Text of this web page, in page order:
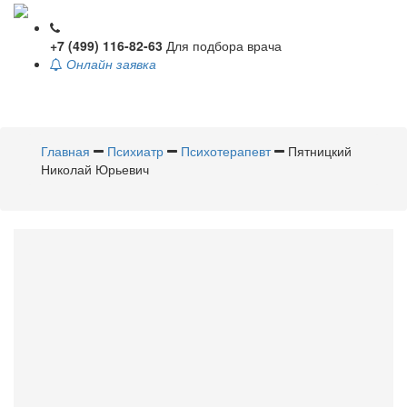
+7 (499) 116-82-63 Для подбора врача
Онлайн заявка
Главная
Психиатр Психотерапевт
Пятницкий
Николай Юрьевич